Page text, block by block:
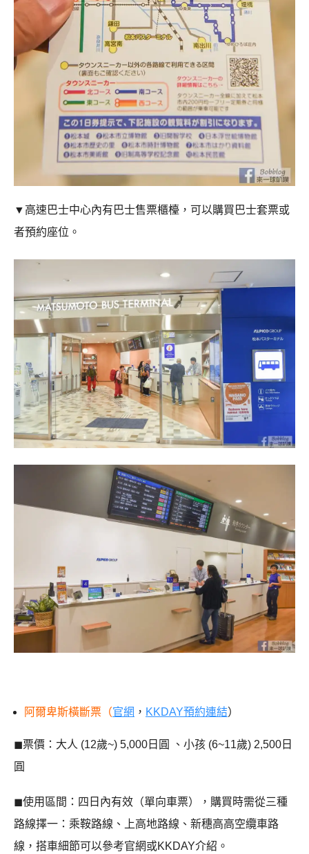
▼高速巴士中心內有巴士售票櫃檯，可以購買巴士套票或
者預約座位。
阿爾卑斯橫斷票（官網 ， KKDAY預約連結）
◼︎票價：大人 (12歲~) 5,000日圓 、小孩 (6~11歲) 2,500日
圓
◼︎使用區間：四日內有效（單向車票），購買時需從三種
路線擇一：乘鞍路線、上高地路線、新穗高高空纜車路
線，搭車細節可以參考官網或KKDAY介紹。